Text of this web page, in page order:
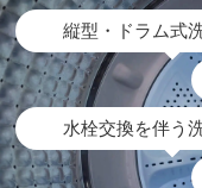
縦型・ドラム式
水栓交換を伴う